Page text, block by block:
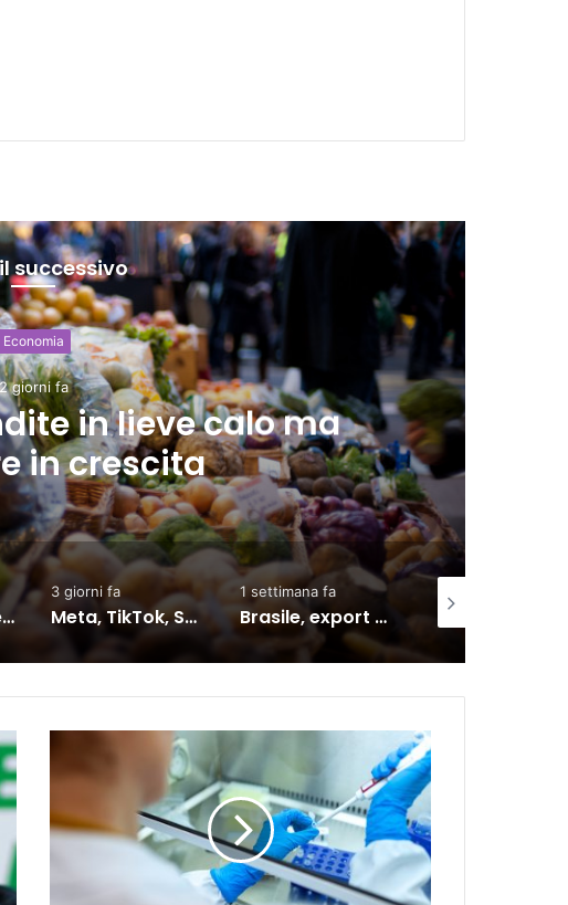
successivo
e politica
giorni fa
tra shock di
dei consumi
causa legale negli Stati Uniti
1 settimana fa
Brasile, export verso l’Ue in crescita dall’accordo con il Mercosur
2 giorni fa
Inflazione Ocse cala al 4,2% a giugno, Italia giù al 3%